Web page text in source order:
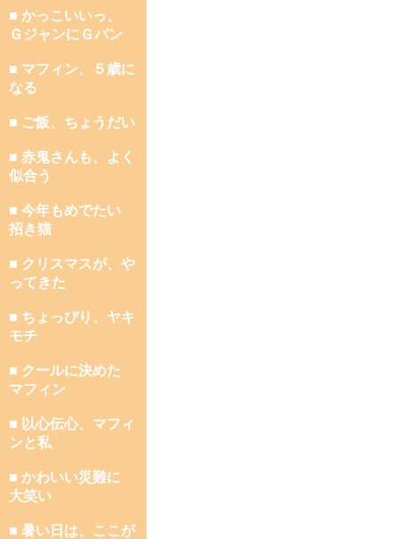
■ かっこいいっ、
ＧジャンにＧパン
■ マフィン、５歳に
なる
■ ご飯、ちょうだい
■ 赤鬼さんも、よく
似合う
■ 今年もめでたい
招き猫
■ クリスマスが、や
ってきた
■ ちょっぴり、ヤキ
モチ
■ クールに決めた
マフィン
■ 以心伝心、マフィ
ンと私
■ かわいい災難に
大笑い
■ 暑い日は、ここが